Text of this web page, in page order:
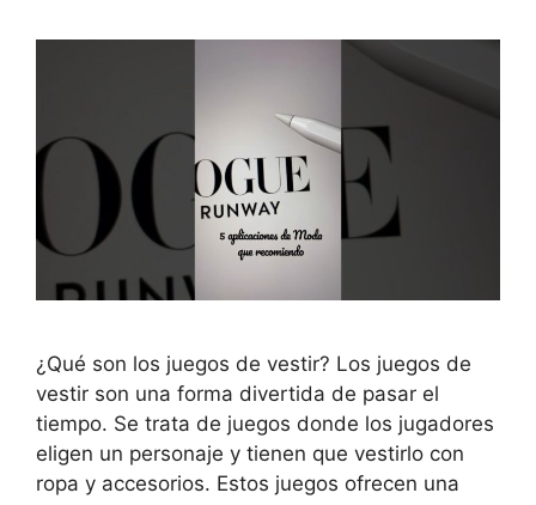
¿Qué son los juegos de vestir? Los juegos de
vestir son una forma divertida de pasar el
tiempo. Se trata de juegos donde los jugadores
eligen un personaje y tienen que vestirlo con
ropa y accesorios. Estos juegos ofrecen una